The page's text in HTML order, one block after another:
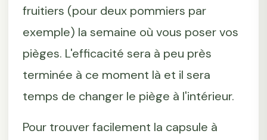
fruitiers (pour deux pommiers par
exemple) la semaine où vous poser vos
pièges. L'efficacité sera à peu près
terminée à ce moment là et il sera
temps de changer le piège à l'intérieur.
Pour trouver facilement la capsule à